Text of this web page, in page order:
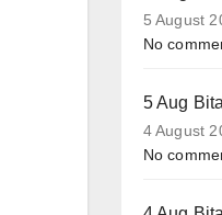
5 August
No
5 Aug
4 August
No